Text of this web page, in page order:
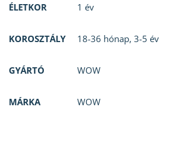
ÉLETKOR 1 év
KOROSZTÁLY 18-36 hónap, 3-5 év
GYÁRTÓ WOW
MÁRKA WOW